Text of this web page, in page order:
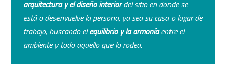
arquitectura y el diseño interiordel sitio en donde se
está o desenvuelve la persona, ya sea su casa o lugar de
trabajo, buscando elequilibrio y la armoníaentre el
ambiente y todo aquello que lo rodea.